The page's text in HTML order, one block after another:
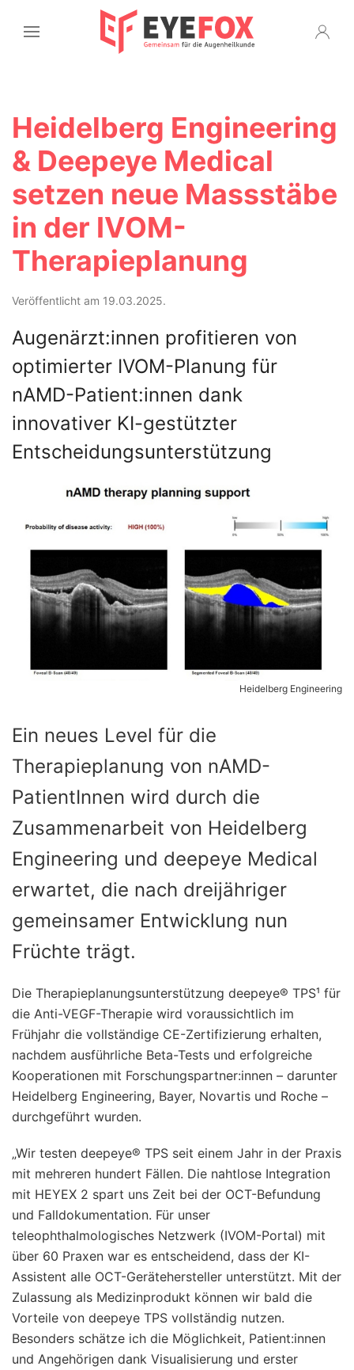
Heidelberg Engineering
& Deepeye Medical
setzen neue Massstäbe
in der IVOM-
Therapieplanung
Veröffentlicht am 19.03.2025.
Augenärzt:innen profitieren von
optimierter IVOM-Planung für
nAMD-Patient:innen dank
innovativer KI-gestützter
Entscheidungsunterstützung
Heidelberg Engineering
Ein neues Level für die
Therapieplanung von nAMD-
PatientInnen wird durch die
Zusammenarbeit von Heidelberg
Engineering und deepeye Medical
erwartet, die nach dreijähriger
gemeinsamer Entwicklung nun
Früchte trägt.
Die Therapieplanungsunterstützung deepeye® TPS¹ für
die Anti-VEGF-Therapie wird voraussichtlich im
Frühjahr die vollständige CE-Zertifizierung erhalten,
nachdem ausführliche Beta-Tests und erfolgreiche
Kooperationen mit Forschungspartner:innen – darunter
Heidelberg Engineering, Bayer, Novartis und Roche –
durchgeführt wurden.
„Wir testen deepeye® TPS seit einem Jahr in der Praxis
mit mehreren hundert Fällen. Die nahtlose Integration
mit HEYEX 2 spart uns Zeit bei der OCT-Befundung
und Falldokumentation. Für unser
teleophthalmologisches Netzwerk (IVOM-Portal) mit
über 60 Praxen war es entscheidend, dass der KI-
Assistent alle OCT-Gerätehersteller unterstützt. Mit der
Zulassung als Medizinprodukt können wir bald die
Vorteile von deepeye TPS vollständig nutzen.
Besonders schätze ich die Möglichkeit, Patient:innen
und Angehörigen dank Visualisierung und erster